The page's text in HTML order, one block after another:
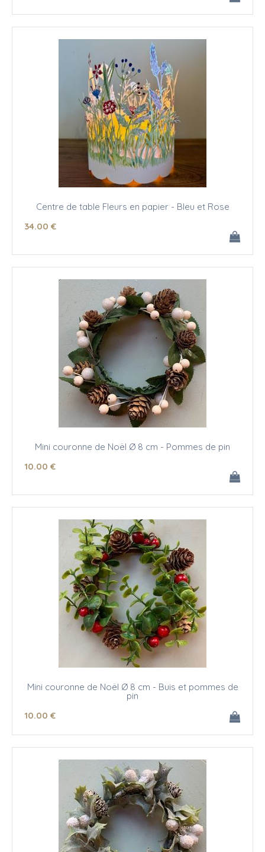
Centre de table Fleurs en papier - Bleu et Rose
34.00 €
Mini couronne de Noël Ø 8 cm - Pommes de pin
10.00 €
Mini couronne de Noël Ø 8 cm - Buis et pommes de
pin
10.00 €